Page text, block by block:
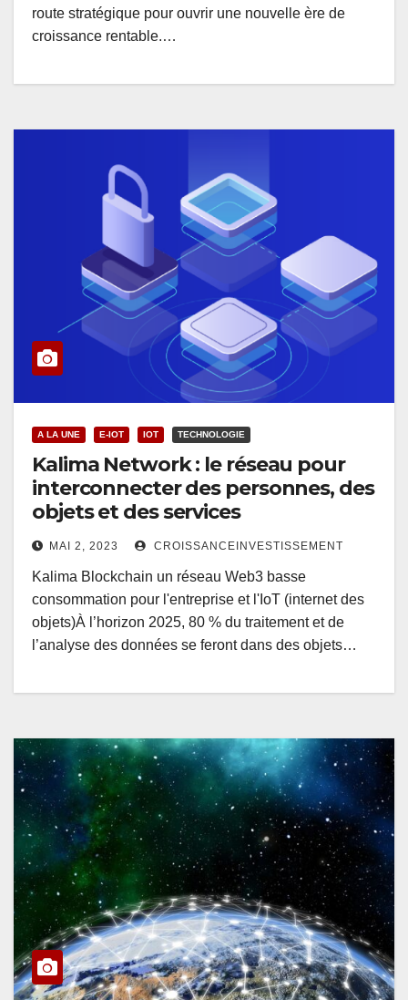
route stratégique pour ouvrir une nouvelle ère de
croissance rentable.…
A LA UNE E-IOT IOT TECHNOLOGIE
Kalima Network : le réseau pour
interconnecter des personnes, des
objets et des services
MAI 2, 2023 CROISSANCEINVESTISSEMENT
Kalima Blockchain un réseau Web3 basse
consommation pour l'entreprise et l'IoT (internet des
objets)À l’horizon 2025, 80 % du traitement et de
l’analyse des données se feront dans des objets…